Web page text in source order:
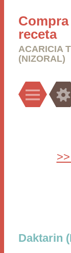
receta
ACARICIA
(NIZORAL)
Menu
Daktarin